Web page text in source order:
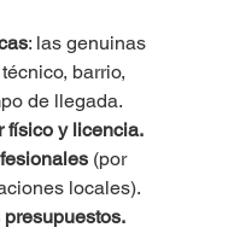
: las genuinas
barrio,
de llegada.
físico y licencia.
(por
locales).